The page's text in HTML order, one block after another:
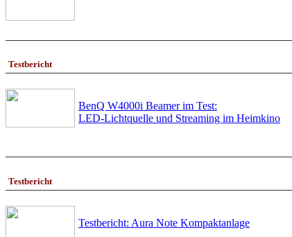
Testbericht
BenQ W4000i Beamer im Test:
LED-Lichtquelle und Streaming im Heimkino
Testbericht
Testbericht: Aura Note Kompaktanlage